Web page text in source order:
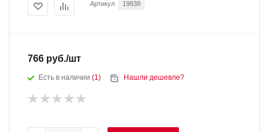
Артикул 19838
766 руб./шт
Есть в наличии (1) Нашли дешевле?